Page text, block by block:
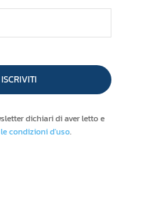
ISCRIVITI
dichiari di aver letto e
condizioni d'uso.